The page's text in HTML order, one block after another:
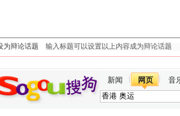
为辩论话题
新闻 网页 音